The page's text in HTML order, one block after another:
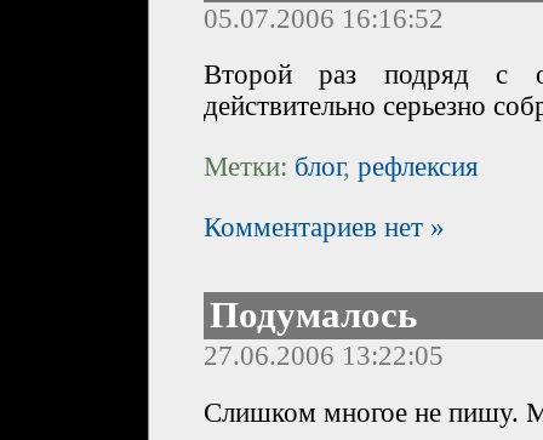
05.07.2006 16:16:52
Второй раз подряд с
действительно серьезно
Метки: блог, рефлексия
Комментариев нет »
Подумалось
27.06.2006 13:22:05
Слишком многое не пишу.